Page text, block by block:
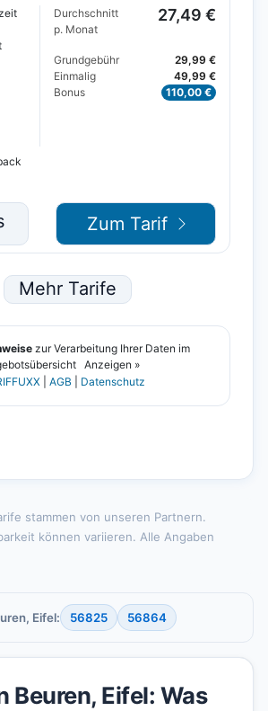
stammen von unseren Partnern.
können variieren. Alle Angaben
Eifel: 56825 56864
Beuren, Eifel: Was